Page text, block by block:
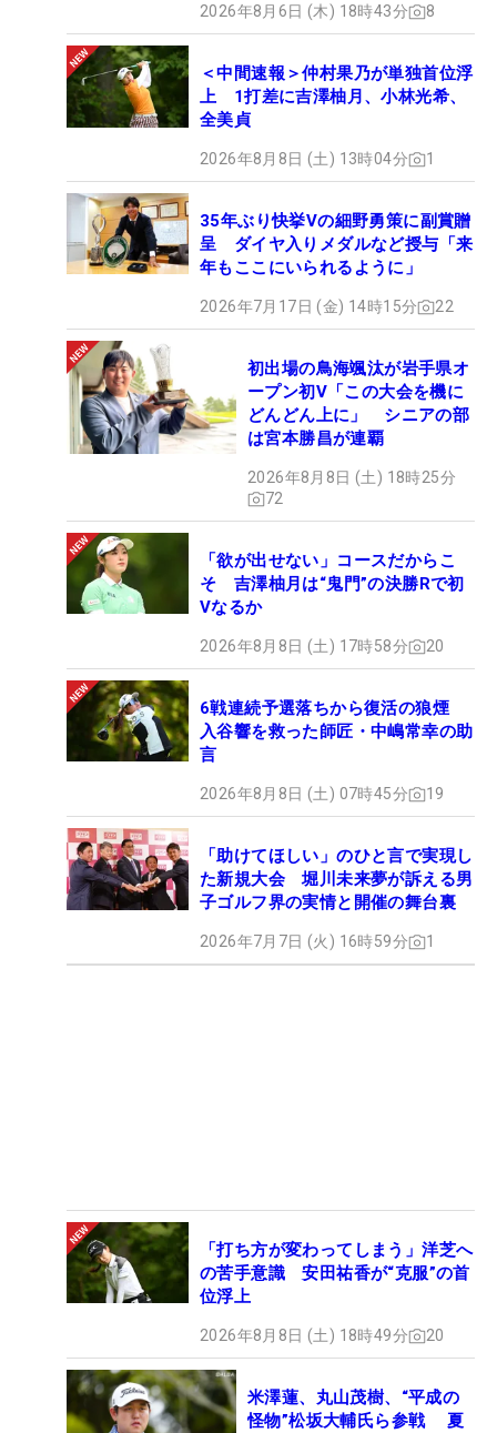
2026年8月6日 (木) 18時43分 8
＜中間速報＞仲村果乃が単独首位浮
上 1打差に吉澤柚月、小林光希、
全美貞
2026年8月8日 (土) 13時04分 1
35年ぶり快挙Vの細野勇策に副賞贈
呈 ダイヤ入りメダルなど授与「来
年もここにいられるように」
2026年7月17日 (金) 14時15分 22
初出場の鳥海颯汰が岩手県オ
ープン初V「この大会を機に
どんどん上に」 シニアの部
は宮本勝昌が連覇
2026年8月8日 (土) 18時25分
72
「欲が出せない」コースだからこ
そ 吉澤柚月は“鬼門”の決勝Rで初
Vなるか
2026年8月8日 (土) 17時58分 20
6戦連続予選落ちから復活の狼煙
入谷響を救った師匠・中嶋常幸の助
言
2026年8月8日 (土) 07時45分 19
「助けてほしい」のひと言で実現し
た新規大会 堀川未来夢が訴える男
子ゴルフ界の実情と開催の舞台裏
2026年7月7日 (火) 16時59分 1
「打ち方が変わってしまう」洋芝へ
の苦手意識 安田祐香が“克服”の首
位浮上
2026年8月8日 (土) 18時49分 20
米澤蓮、丸山茂樹、“平成の
怪物”松坂大輔氏ら参戦 夏